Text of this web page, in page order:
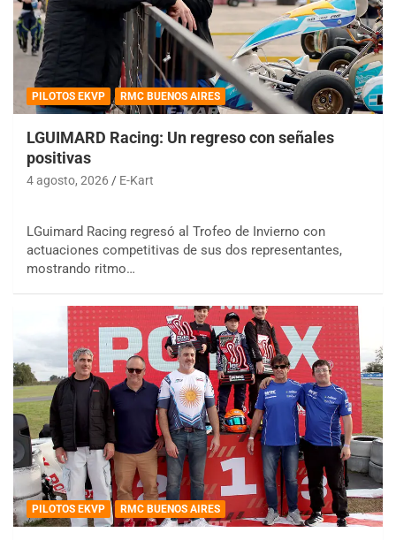
PILOTOS EKVP RMC BUENOS AIRES
LGUIMARD Racing: Un regreso con señales
positivas
4 agosto, 2026 E-Kart
LGuimard Racing regresó al Trofeo de Invierno con
actuaciones competitivas de sus dos representantes,
mostrando ritmo…
PILOTOS EKVP RMC BUENOS AIRES